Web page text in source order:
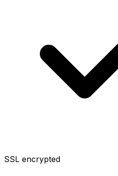
SSL encrypted